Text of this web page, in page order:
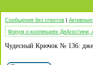
Сообщения без ответов |
Форум о коллекциях ДеАгостини,
Чудесный Крючок № 136: